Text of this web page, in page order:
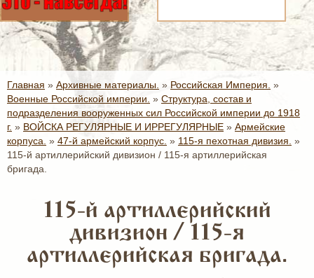
Главная » Архивные материалы. » Российская Империя. »
Военные Российской империи. » Структура, состав и
подразделения вооруженных сил Российской империи до 1918
г. » ВОЙСКА РЕГУЛЯРНЫЕ И ИРРЕГУЛЯРНЫЕ » Армейские
корпуса. » 47-й армейский корпус. » 115-я пехотная дивизия. »
115-й артиллерийский дивизион / 115-я артиллерийская
бригада.
115-й артиллерийский
дивизион / 115-я
артиллерийская бригада.